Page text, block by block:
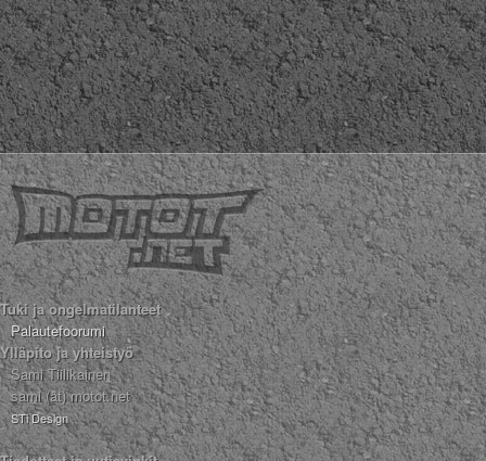
Tuki ja ongelmatilanteet
Palautefoorumi
Ylläpito ja yhteistyö
Sami Tiilikainen
sami (ät) motot.net
STi Design